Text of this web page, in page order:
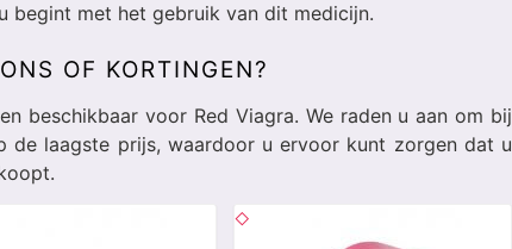
begint met het gebruik van dit medicijn.
OF KORTINGEN?
beschikbaar voor Red Viagra. We raden u aan om bij
de laagste prijs, waardoor u ervoor kunt zorgen dat u